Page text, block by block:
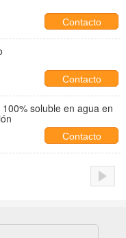
Contacto
Contacto
soluble en agua en
Contacto